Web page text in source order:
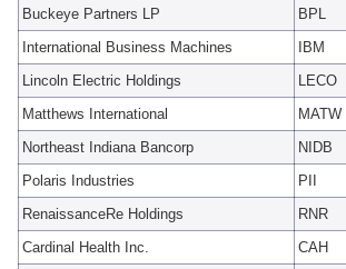
Buckeye Partners LP
BPL
International Business Machines
IBM
Lincoln Electric Holdings
LECO
Matthews International
MATW
Northeast Indiana Bancorp
NIDB
Polaris Industries
PII
RenaissanceRe Holdings
RNR
Cardinal Health Inc.
CAH